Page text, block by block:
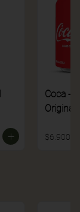
Coca -
Original
$6.900